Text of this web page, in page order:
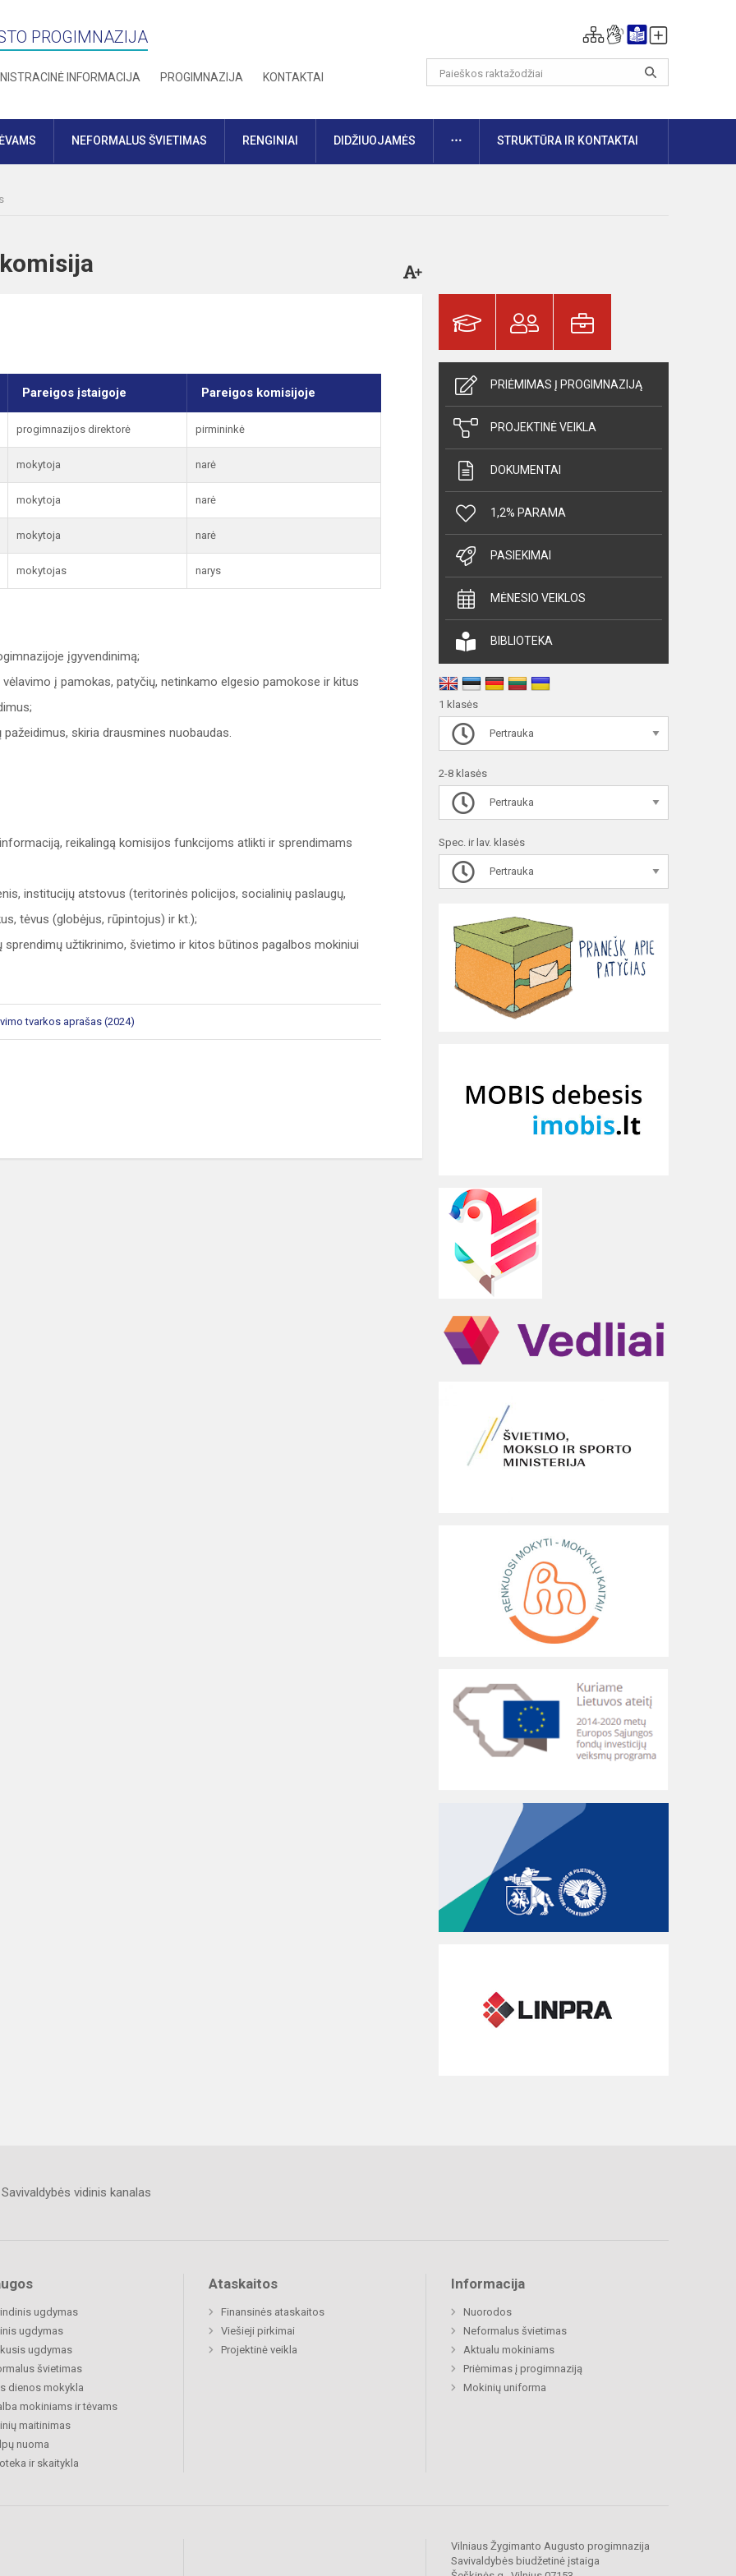
PROGIMNAZIJA
INFORMACIJA PROGIMNAZIJA KONTAKTAI
NEFORMALUS ŠVIETIMAS RENGINIAI DIDŽIUOJAMĖS DAUGIAUSTRUKTŪRA IR KONTAKTAI
komisija
Pareigos įstaigoje Pareigos komisijoje
progimnazijos direktorė pirmininkė
mokytoja narė
mokytoja narė
mokytoja narė
mokytojas narys
įgyvendinimą;
į pamokas, patyčių, netinkamo elgesio pamokose ir kitus
skiria drausmines nuobaudas.
reikalingą komisijos funkcijoms atlikti ir sprendimams
institucijų atstovus (teritorinės policijos, socialinių paslaugų,
tėvus (globėjus, rūpintojus) ir kt.);
užtikrinimo, švietimo ir kitos būtinos pagalbos mokiniui
tvarkos aprašas (2024)
PRIĖMIMAS Į PROGIMNAZIJĄ
PROJEKTINĖ VEIKLA
DOKUMENTAI
1,2% PARAMA
PASIEKIMAI
MĖNESIO VEIKLOS
BIBLIOTEKA
1 klasės
Pertrauka
2-8 klasės
Pertrauka
Spec. ir lav. klasės
Pertrauka
Savivaldybės vidinis kanalas
ugdymas
ugdymas
ugdymas
švietimas
dienos mokykla
mokiniams ir tėvams
maitinimas
nuoma
ir skaitykla
Ataskaitos
Finansinės ataskaitos
Viešieji pirkimai
Projektinė veikla
Informacija
Nuorodos
Neformalus švietimas
Aktualu mokiniams
Priėmimas į progimnaziją
Mokinių uniforma
Vilniaus Žygimanto Augusto progimnazija
Savivaldybės biudžetinė įstaiga